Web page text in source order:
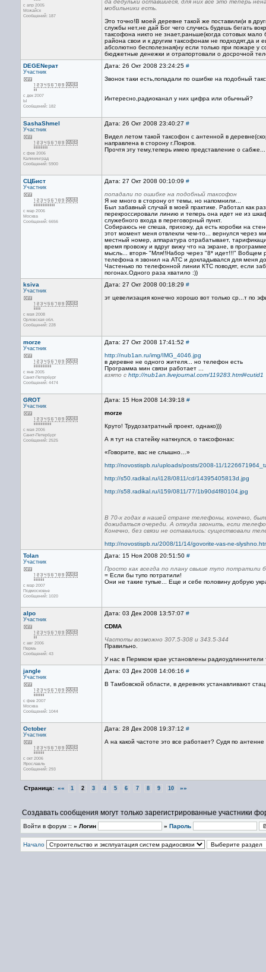
с апр 2005
Можайск
Сообщений: 187
да дедульки оставшиеся, для них всё это теперь
мобильники есть.
Это точно!В моей деревне такой же поставили(и в
службы нет,не дай Бог чего случись будешь бегать
таксофона никто не знает,раньше(когда сотовых мало
района свои и к другим таксофонам не подходят,да и
абсолютно бесполезная(ну если только при пожаре у
бюджетные денежки и отрапортовали о досрочной
DEGENерат
Участник
с дек 2007
Ы
Сообщений: 182
Дата: 26 Окт 2008 23:24:25 #
Звонок таки есть,попадали по ошибке на подобный
Интересно,радиоканал у них цифра или обычный?
SashaShmel
Участник
с фев 2006
Калининград
Сообщений: 5900
Дата: 26 Окт 2008 23:40:27 #
Видел летом такой таксофон с антенной в
направлена в сторону г.Покров.
Прочтя эту тему,теперь имею представление о сабже...
СЦБист
Участник
с мар 2006
Москва
Сообщений: 6656
Дата: 27 Окт 2008 00:10:09 #
попадали по ошибке на подобный таксофон
Я не много в сторону от темы, но напомнили...
Был забавный случай в моей практике. Работал как
перекроссировали линию и теперь она идет не из
служебного входа в переговорный пункт.
Собираюсь не спеша, прихожу, да есть коробки на
этот момент меня отвлекли чем-то... вернулся
местный номер, аппаратура отрабатывает,
время провожу и вдруг вижу что на экране, в
мысль... вторя- "Мля!!Набор через "8* идет!!!" Вобщем
телефона я звонил на АТС и докладывался для меня
Частенько по телефонной линии КТС поводят, если
погонах.Одного раза хватило :))
ksiva
Участник
с мая 2008
Орловская обл.
Сообщений: 228
Дата: 27 Окт 2008 00:18:29 #
эт цевелизация конечно хорошо вот только ср...т по
morze
Участник
с янв 2005
Санкт-Петербург
Сообщений: 4474
Дата: 27 Окт 2008 17:41:52 #
http://nub1an.ru/img/IMG_4046.jpg
в деревне не одного жителя... но телефон есть
Программа мин связи работает ...
взято с http://nub1an.livejournal.com/119283.html#cutid1
GROT
Участник
с мая 2006
Санкт-Петербург
Сообщений: 2525
Дата: 15 Ноя 2008 14:39:18 #
morze
Круто! Трудозатратный проект, однако)))
А я тут на статейку наткнулся, о таксофонах:
«Говорите, вас не слышно…»
http://novostispb.ru/uploads/posts/2008-11/
http://s50.radikal.ru/i128/0811/cd/14395405813d.jpg
http://s58.radikal.ru/i159/0811/77/1b90d4f80104.jpg
В 70-х годах в нашей стране телефоны, конечно,
дожидаться очереди. А откуда звонить, если
Конечно, без связи не оставались: существовали
http://novostispb.ru/2008/11/14/govorite-vas-ne-
Tolan
Участник
с мар 2007
Подмосковье
Сообщений: 1020
Дата: 15 Ноя 2008 20:51:50 #
Просто как всегда по плану свыше тупо потратили
= Если бы тупо потратили!
Они не такие тупые... Еще и себе половину добрую
alpo
Участник
с авг 2006
Пермь
Сообщений: 43
Дата: 03 Дек 2008 13:57:07 #
CDMA
Частоты возможно 307.5-308 и 343.5-344
Правильно.
У нас в Пермком крае установлены
jangle
Участник
с фев 2007
Москва
Сообщений: 1044
Дата: 03 Дек 2008 14:06:16 #
В Тамбовской области, в деревнях устанавливают
October
Участник
с окт 2006
Ярославль
Сообщений: 293
Дата: 28 Дек 2008 19:37:12 #
А на какой частоте это все работает? Судя по
Страница: «« 1 2 3 4 5 6 7 8 9 10 »»
Создавать сообщения могут только зарегистрированные участники
Войти в форум :: » Логин » Пароль
Начало